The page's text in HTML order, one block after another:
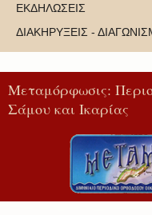
ΕΚΔΗΛΩΣΕΙΣ
ΔΙΑΚΗΡΥΞΕΙΣ -
Μεταμόρφωσις:
Σάμου και Ικαρίας